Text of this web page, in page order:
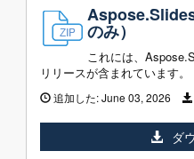
のみ）
これには、
リリースが含まれています。
追加した:June 03, 2026
ダ